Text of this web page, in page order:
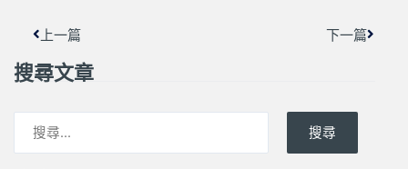
上一篇 下一篇
搜尋文章
搜尋